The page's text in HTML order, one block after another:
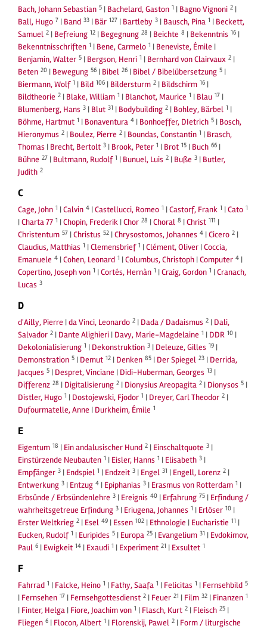
Bach, Johann Sebastian 5 | Bachelard, Gaston 1 | Bagno Vignoni 2 |
Ball, Hugo 7 | Band 33 | Bär 127 | Bartleby 3 | Bausch, Pina 1 | Beckett,
Samuel 2 | Befreiung 12 | Begegnung 28 | Beichte 8 | Bekenntnis 16 |
Bekenntnisschriften 1 | Bene, Carmelo 1 | Beneviste, Émile |
Benjamin, Walter 5 | Bergson, Henri 1 | Bernhard von Clairvaux 2 |
Beten 20 | Bewegung 56 | Bibel 26 | Bibel / Bibelübersetzung 5 |
Biermann, Wolf 1 | Bild 106 | Bildersturm 2 | Bildschirm 16 |
Bildtheorie 2 | Blake, William 1 | Blanchot, Maurice 1 | Blau 17 |
Blumenberg, Hans 3 | Blut 31 | Bodybuilding 2 | Bohley, Bärbel 1 |
Böhme, Hartmut 1 | Bonaventura 4 | Bonhoeffer, DIetrich 5 | Bosch,
Hieronymus 2 | Boulez, Pierre 2 | Boundas, Constantin 1 | Brasch,
Thomas | Brecht, Bertolt 3 | Brook, Peter 1 | Brot 15 | Buch 66 |
Bühne 27 | Bultmann, Rudolf 1 | Bunuel, Luis 2 | Buße 3 | Butler,
Judith 2
C
Cage, John 1 |Calvin 4 |Castellucci, Romeo 1 |Castorf, Frank 1 |Cato 1
|Charta 77 1 |Chopin, Frederik |Chor 28 |Choral 8 |Christ 111 |
Christentum 57 |Christus 52 |Chrysostomos, Johannes 4 |Cicero 2 |
Claudius, Matthias 1 |Clemensbrief 1 |Clément, Oliver |Coccia,
Emanuele 4 |Cohen, Leonard 1 |Columbus, Christoph |Computer 4 |
Copertino, Joseph von 1 |Cortés, Hernàn 1 |Craig, Gordon 1 |Cranach,
Lucas 3
D
d'Ailly, Pierre |da Vinci, Leonardo 2 | Dada / Dadaismus 2 | Dali,
Salvador 2 | Dante Alighieri | Davy, Marie-Magdelaine 1 | DDR 10 |
Dekolonialisierung 1 | Dekonstruktion 3 | Deleuze, Gilles 19 |
Demonstration 5 | Demut 12 | Denken 85 | Der Spiegel 23 | Derrida,
Jacques 5 | Despret, Vinciane | Didi-Huberman, Georges 13 |
Differenz 28 | Digitalisierung 2 | Dionysius Areopagita 2 | Dionysos 5 |
Distler, Hugo 1 | Dostojewski, Fjodor 1 | Dreyer, Carl Theodor 2 |
Dufourmatelle, Anne | Durkheim, Émile 1
E
Eigentum 18 | Ein andalusischer Hund 2 | Einschaltquote 3 |
Einstürzende Neubauten 1 | Eisler, Hanns 1 | Elisabeth 3 |
Empfänger 3 | Endspiel 1 | Endzeit 3 | Engel 31 | Engell, Lorenz 2 |
Entwerkung 3 | Entzug 4 | Epiphanias 3 | Erasmus von Rotterdam 1 |
Erbsünde / Erbsündenlehre 3 | Ereignis 40 | Erfahrung 75 | Erfindung /
wahrheitsgetreue Erfindung 3 | Eriugena, Johannes 1 | Erlöser 10 |
Erster Weltkrieg 2 | Esel 49 | Essen 102 | Ethnologie | Eucharistie 11 |
Eucken, Rudolf 1 | Euripides 5 | Europa 25 | Evangelium 31 | Evdokimov,
Paul 6 | Ewigkeit 14 | Exaudi 1 | Experiment 21 | Exsultet 1
F
Fahrrad 1 | Falcke, Heino 1 | Fathy, Saafa 1 | Felicitas 1 | Fernsehbild 5
| Fernsehen 17 | Fernsehgottesdienst 2 | Feuer 21 | Film 32 | Finanzen 1
| Finter, Helga | Fiore, Joachim von 1 | Flasch, Kurt 2 | Fleisch 25 |
Fliegen 6 | Flocon, Albert 1 | Florenskij, Pawel 2 | Form / liturgische